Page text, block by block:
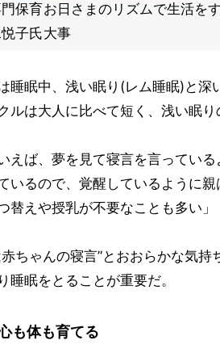
保育
子氏
お日さまのリズムで生活を
大事
睡眠中、浅い眠り(レム睡眠)と
ルは大人に比べて短く、浅い眠
いえば、夢を見て寝言を言ってい
いるので、覚醒しているように
替えや授乳が不要なことも多い」
ちゃんの寝言”とおおらかな気
睡眠をとることが重要だ。
も体も育てる